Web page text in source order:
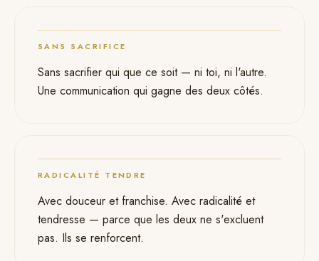
13
SANS SACRIFICE
Sans sacrifier qui que ce soit — ni toi, ni l'autre.
Une communication qui gagne des deux côtés.
14
RADICALITÉ TENDRE
Avec douceur et franchise. Avec radicalité et
tendresse — parce que les deux ne s'excluent
pas. Ils se renforcent.